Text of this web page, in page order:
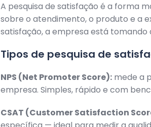
A pesquisa de satisfação é a forma
sobre o atendimento, o produto e a
satisfação, a empresa está tomando
Tipos de pesquisa de
NPS (Net Promoter Score): mede a
empresa. Simples, rápido e com
CSAT (Customer Satisfaction